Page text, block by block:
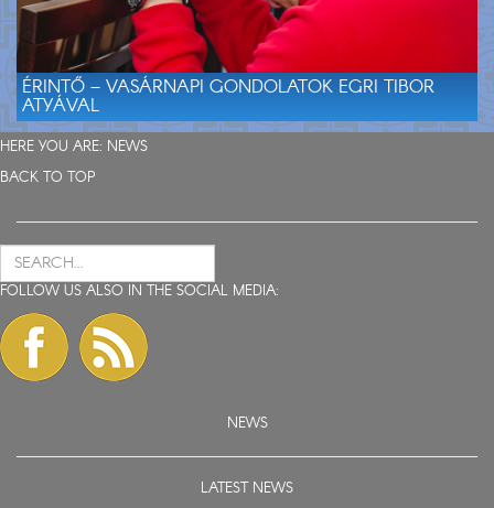
ÉRINTŐ – VASÁRNAPI GONDOLATOK EGRI TIBOR
ATYÁVAL
HERE YOU ARE: NEWS
BACK TO TOP
FOLLOW US ALSO IN THE SOCIAL MEDIA:
NEWS
LATEST NEWS